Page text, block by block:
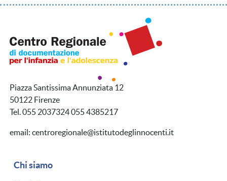
Piazza Santissima Annunziata 12
50122 Firenze
Tel. 055 2037324 055 4385217
email: centroregionale@istitutodeglinnocenti.it
Navigazione secondaria
Chi siamo